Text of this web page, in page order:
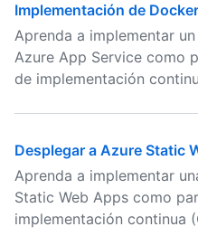
Implementación de
Aprenda a implementar
Azure App Service como
de implementación
Desplegar a Azure Static
Aprenda a implementar
Static Web Apps como
implementación continua